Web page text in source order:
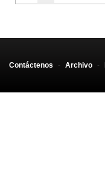
Contáctenos - Archivo -